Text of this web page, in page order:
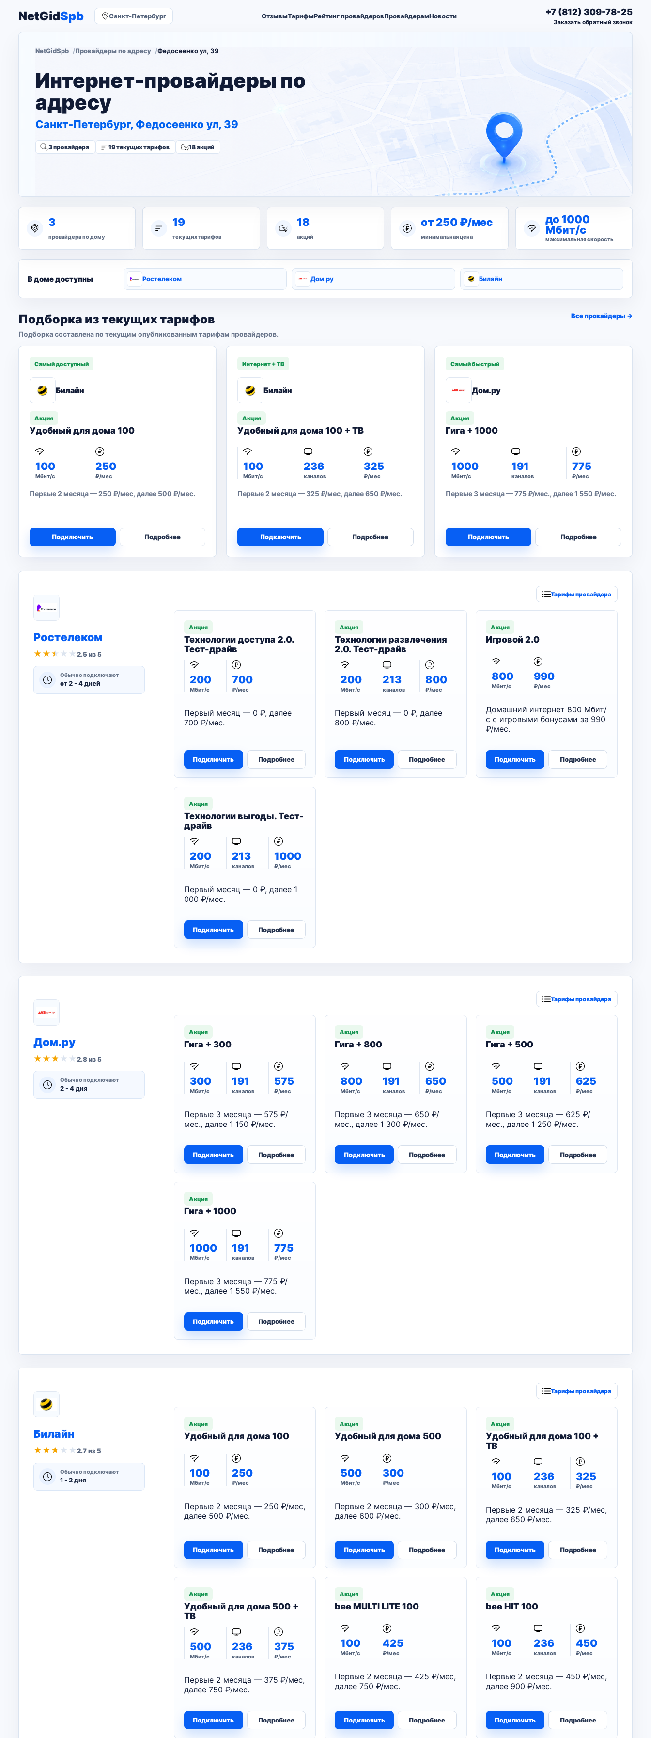
NetGidSpb Санкт-Петербург ОтзывыТарифыРейтинг провайдеровПровайдерамНовости +7 (812) 309-78-25
Заказать обратный звонок
NetGidSpb Провайдеры по адресу Федосеенко ул, 39
Интернет-провайдеры по
адресу
Санкт-Петербург, Федосеенко ул, 39
3 провайдера 19 текущих тарифов 18 акций
3
провайдера по дому
19
текущих тарифов
18
акций
от 250 ₽/мес
минимальная цена
до 1000
Мбит/с
максимальная скорость
В доме доступны Ростелеком Дом.ру Билайн
Подборка из текущих тарифов
Подборка составлена по текущим опубликованным тарифам провайдеров.
Все провайдеры →
Самый доступный
Билайн
Акция
Удобный для дома 100
100
Мбит/с
250
₽/мес
Первые 2 месяца — 250 ₽/мес, далее 500 ₽/мес.
Подключить Подробнее
Интернет + ТВ
Билайн
Акция
Удобный для дома 100 + ТВ
100
Мбит/с
236
каналов
325
₽/мес
Первые 2 месяца — 325 ₽/мес, далее 650 ₽/мес.
Подключить Подробнее
Самый быстрый
Дом.ру
Акция
Гига + 1000
1000
Мбит/с
191
каналов
775
₽/мес
Первые 3 месяца — 775 ₽/мес., далее 1 550 ₽/мес.
Подключить Подробнее
Ростелеком
★ ★ ★ ★ ★2.5 из 5
Обычно подключают
от 2 - 4 дней
Тарифы провайдера
Акция
Технологии доступа 2.0.
Тест-драйв
200
Мбит/с
700
₽/мес
Первый месяц — 0 ₽, далее
700 ₽/мес.
Подключить Подробнее
Акция
Технологии развлечения
2.0. Тест-драйв
200
Мбит/с
213
каналов
800
₽/мес
Первый месяц — 0 ₽, далее
800 ₽/мес.
Подключить Подробнее
Акция
Игровой 2.0
800
Мбит/с
990
₽/мес
Домашний интернет 800 Мбит/
с с игровыми бонусами за 990
₽/мес.
Подключить Подробнее
Акция
Технологии выгоды. Тест-
драйв
200
Мбит/с
213
каналов
1000
₽/мес
Первый месяц — 0 ₽, далее 1
000 ₽/мес.
Подключить Подробнее
Дом.ру
★ ★ ★ ★ ★2.8 из 5
Обычно подключают
2 - 4 дня
Тарифы провайдера
Акция
Гига + 300
300
Мбит/с
191
каналов
575
₽/мес
Первые 3 месяца — 575 ₽/
мес., далее 1 150 ₽/мес.
Подключить Подробнее
Акция
Гига + 800
800
Мбит/с
191
каналов
650
₽/мес
Первые 3 месяца — 650 ₽/
мес., далее 1 300 ₽/мес.
Подключить Подробнее
Акция
Гига + 500
500
Мбит/с
191
каналов
625
₽/мес
Первые 3 месяца — 625 ₽/
мес., далее 1 250 ₽/мес.
Подключить Подробнее
Акция
Гига + 1000
1000
Мбит/с
191
каналов
775
₽/мес
Первые 3 месяца — 775 ₽/
мес., далее 1 550 ₽/мес.
Подключить Подробнее
Билайн
★ ★ ★ ★ ★2.7 из 5
Обычно подключают
1 - 2 дня
Тарифы провайдера
Акция
Удобный для дома 100
100
Мбит/с
250
₽/мес
Первые 2 месяца — 250 ₽/мес,
далее 500 ₽/мес.
Подключить Подробнее
Акция
Удобный для дома 500
500
Мбит/с
300
₽/мес
Первые 2 месяца — 300 ₽/мес,
далее 600 ₽/мес.
Подключить Подробнее
Акция
Удобный для дома 100 +
ТВ
100
Мбит/с
236
каналов
325
₽/мес
Первые 2 месяца — 325 ₽/мес,
далее 650 ₽/мес.
Подключить Подробнее
Акция
Удобный для дома 500 +
ТВ
500
Мбит/с
236
каналов
375
₽/мес
Первые 2 месяца — 375 ₽/мес,
далее 750 ₽/мес.
Подключить Подробнее
Акция
bee MULTI LITE 100
100
Мбит/с
425
₽/мес
Первые 2 месяца — 425 ₽/мес,
далее 750 ₽/мес.
Подключить Подробнее
Акция
bee HIT 100
100
Мбит/с
236
каналов
450
₽/мес
Первые 2 месяца — 450 ₽/мес,
далее 900 ₽/мес.
Подключить Подробнее